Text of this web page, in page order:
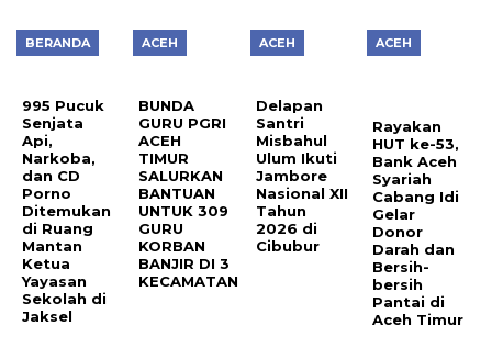
BERANDA
995 Pucuk
Senjata
Api,
Narkoba,
dan CD
Porno
Ditemukan
di Ruang
Mantan
Ketua
Yayasan
Sekolah di
Jaksel
ACEH
BUNDA
GURU PGRI
ACEH
TIMUR
SALURKAN
BANTUAN
UNTUK 309
GURU
KORBAN
BANJIR DI 3
KECAMATAN
ACEH
Delapan
Santri
Misbahul
Ulum Ikuti
Jambore
Nasional XII
Tahun
2026 di
Cibubur
ACEH
Rayakan
HUT ke-53,
Bank Aceh
Syariah
Cabang Idi
Gelar
Donor
Darah dan
Bersih-
bersih
Pantai di
Aceh Timur